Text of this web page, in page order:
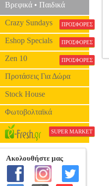
Βρεφικά • Παιδικά
Crazy Sundays ΠΡΟΣΦΟΡΕΣ
Eshop Specials ΠΡΟΣΦΟΡΕΣ
Zen 10 ΠΡΟΣΦΟΡΕΣ
Προτάσεις Για Δώρα
Stock House
Φωτοβολταϊκά
SUPER MARKET